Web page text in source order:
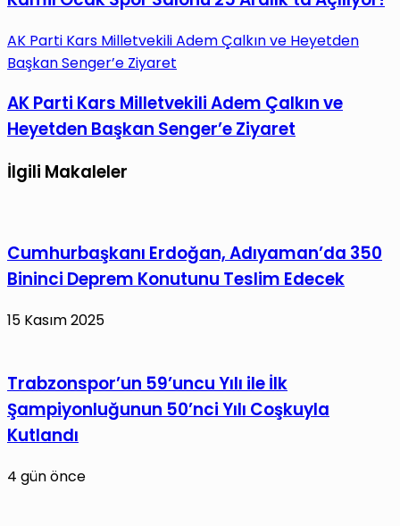
AK Parti Kars Milletvekili Adem Çalkın ve Heyetden
Başkan Senger’e Ziyaret
AK Parti Kars Milletvekili Adem Çalkın ve
Heyetden Başkan Senger’e Ziyaret
İlgili Makaleler
Cumhurbaşkanı Erdoğan, Adıyaman’da 350
Bininci Deprem Konutunu Teslim Edecek
15 Kasım 2025
Trabzonspor’un 59’uncu Yılı ile İlk
Şampiyonluğunun 50’nci Yılı Coşkuyla
Kutlandı
4 gün önce